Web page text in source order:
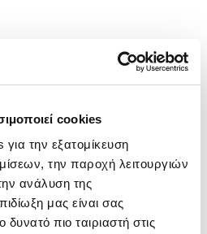
cookies
την εξατομίκευση
την παροχή λειτουργιών
ανάλυση της
μας είναι σας
πιο ταιριαστή στις